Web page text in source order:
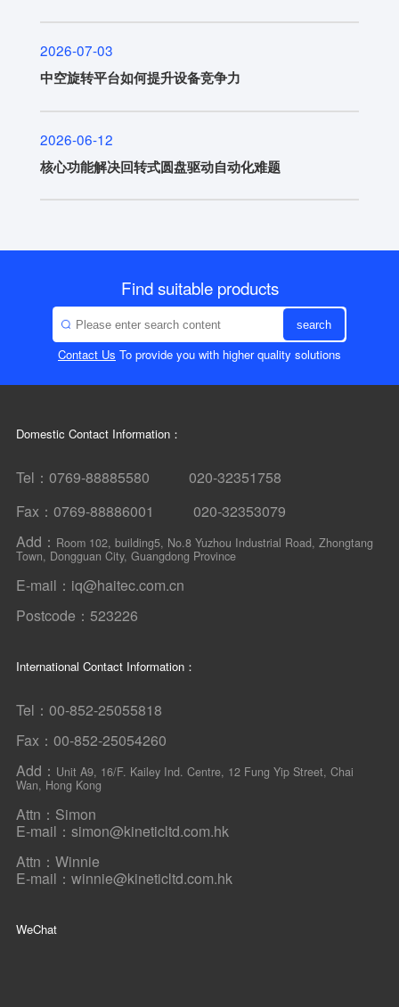
2026-07-03
中空旋转平台如何提升设备竞争力
2026-06-12
核心功能解决回转式圆盘驱动自动化难题
Find suitable products
search
Contact Us To provide you with higher quality solutions
Domestic Contact Information：
Tel：0769-88885580 020-32351758
Fax：0769-88886001 020-32353079
Add： Room 102, building5, No.8 Yuzhou Industrial Road, Zhongtang
Town, Dongguan City, Guangdong Province
E-mail：iq@haitec.com.cn
Postcode：523226
International Contact Information：
Tel：00-852-25055818
Fax：00-852-25054260
Add： Unit A9, 16/F. Kailey Ind. Centre, 12 Fung Yip Street, Chai
Wan, Hong Kong
Attn：Simon
E-mail：simon@kineticltd.com.hk
Attn：Winnie
E-mail：winnie@kineticltd.com.hk
WeChat